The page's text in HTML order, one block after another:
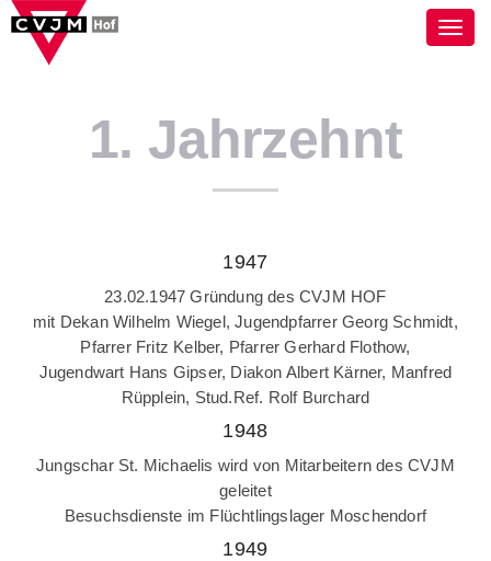
1. Jahrzehnt
1947
23.02.1947 Gründung des CVJM HOF
mit Dekan Wilhelm Wiegel, Jugendpfarrer Georg Schmidt,
Pfarrer Fritz Kelber, Pfarrer Gerhard Flothow,
Jugendwart Hans Gipser, Diakon Albert Kärner, Manfred
Rüpplein, Stud.Ref. Rolf Burchard
1948
Jungschar St. Michaelis wird von Mitarbeitern des CVJM
geleitet
Besuchsdienste im Flüchtlingslager Moschendorf
1949